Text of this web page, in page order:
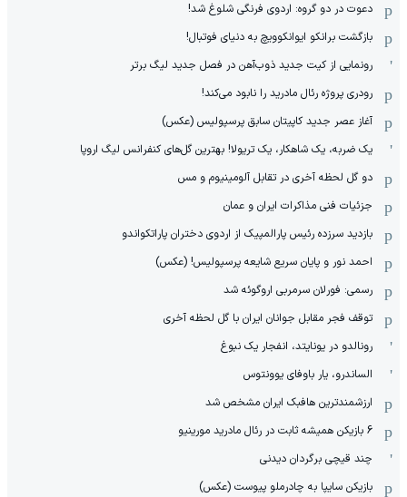
دعوت در دو گروه: اردوی فرنگی شلوغ شد!
بازگشت برانکو ایوانکوویچ به دنیای فوتبال!
رونمایی از کیت جدید ذوب‌آهن در فصل جدید لیگ برتر
رودری پروژه رئال مادرید را نابود می‌کند!
آغاز عصر جدید کاپیتان سابق پرسپولیس (عکس)
یک ضربه، یک شاهکار، یک تریولا! بهترین گل‌های کنفرانس لیگ اروپا
دو گل لحظه آخری در تقابل آلومینیوم و مس
جزئیات فنی مذاکرات ایران و عمان
بازدید سرزده رئیس پارالمپیک از اردوی دختران پاراتکواندو
احمد نور و پایان سریع شایعه پرسپولیس! (عکس)
رسمی: فورلان سرمربی اروگوئه شد
توقف فجر مقابل جوانان ایران با گل لحظه آخری
رونالدو در یونایتد، انفجار یک نبوغ
الساندرو، یار باوفای یوونتوس
ارزشمندترین هافبک ایران مشخص شد
6 بازیکن همیشه ثابت در رئال مادرید مورینیو
چند قیچی برگردان دیدنی
بازیکن سایپا به چادرملو پیوست (عکس)